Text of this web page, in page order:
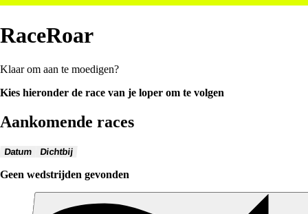
RaceRoar
Klaar om aan te moedigen?
Kies hieronder de race van je loper om te volgen
Aankomende races
Datum Dichtbij
Geen wedstrijden gevonden